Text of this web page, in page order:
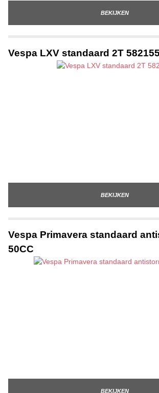
BEKIJKEN
Vespa LXV standaard 2T 582155
BEKIJKEN
Vespa Primavera standaard
50CC
BEKIJKEN